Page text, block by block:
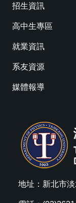
招生資訊
高中生專區
就業資訊
系友資源
媒體報導
地址：新北市